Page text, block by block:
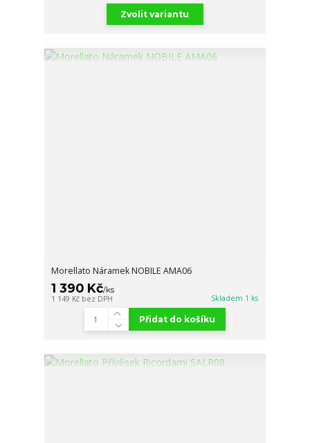
Zvolit variantu
Morellato Náramek NOBILE AMA06
1 390 Kč/ks
1 149 Kč bez DPH Skladem 1 ks
Přidat do košíku